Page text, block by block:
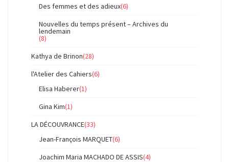
Des femmes et des adieux(6)
Nouvelles du temps présent – Archives du
lendemain
(8)
Kathya de Brinon(28)
l'Atelier des Cahiers(6)
Elisa Haberer(1)
Gina Kim(1)
LA DÉCOUVRANCE(33)
Jean-François MARQUET(6)
Joachim Maria MACHADO DE ASSIS(4)